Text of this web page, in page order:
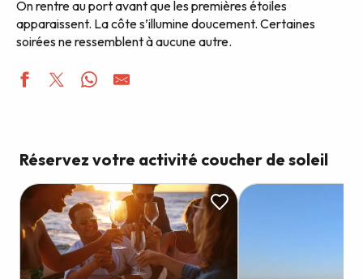
On rentre au port avant que les premières étoiles
apparaissent. La côte s’illumine doucement. Certaines
soirées ne ressemblent à aucune autre.
Réservez votre activité coucher de soleil